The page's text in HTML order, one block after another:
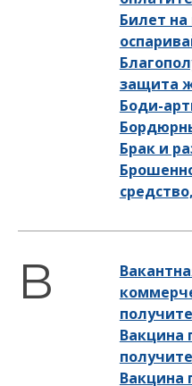
Билет на
защита
Боди-
Брак и
получите
Вакцина
Вакцина